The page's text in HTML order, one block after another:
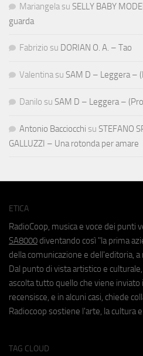
Mariangela su SELLY BABY
guarda
Fabrizio su DORIAN O. A. – Tao
Valentina su SAM D – Leggera –
Danilo su SAM D – Leggera –
Antonio Bacciocchi su STEFANO
GALLUZZI – Una rotonda per amare
ETICA
RadioCoop, musica e voce dei punti
SA8000 diventando così "la prima
della comunicazione e dell'editoria,
Dal punto di vista artistico e
ascolta tutto quello che viene inviato
recensisce, e in alcuni casi, chiede
Radiocoop sostiene l'arte, la cultura
TAG CLOUD